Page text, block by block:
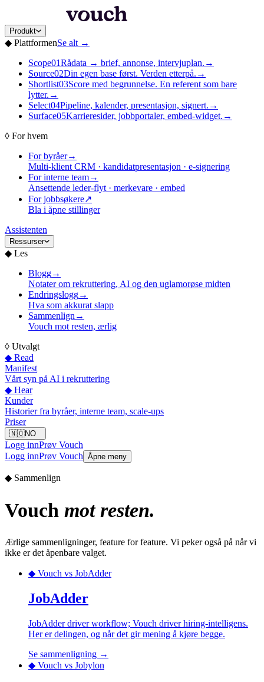
Produkt
◆ PlattformenSe alt →
Scope01Rådata → brief, annonse, intervjuplan. →
Source02Din egen base først. Verden etterpå. →
Shortlist03Score med begrunnelse. En referent som bare
lytter. →
Select04Pipeline, kalender, presentasjon, signert. →
Surface05Karrieresider, jobbportaler, embed-widget. →
◊ For hvem
For byråer→
Multi-klient CRM · kandidatpresentasjon · e-signering
For interne team→
Ansettende leder-flyt · merkevare · embed
For jobbsøkere↗
Bla i åpne stillinger
Assistenten
Ressurser
◆ Les
Blogg→
Notater om rekruttering, AI og den uglamorøse midten
Endringslogg→
Hva som akkurat slapp
Sammenlign →
Vouch mot resten, ærlig
◊ Utvalgt
◆ Read
Manifest
Vårt syn på AI i rekruttering
◆ Hear
Kunder
Historier fra byråer, interne team, scale-ups
Priser
🇳🇴NO
Logg innPrøv Vouch
Logg innPrøv Vouch Åpne meny
◆ Sammenlign
Vouch mot resten.
Ærlige sammenligninger, feature for feature. Vi peker også på når vi
ikke er det åpenbare valget.
◆ Vouch vs JobAdder
JobAdder
JobAdder driver workflow; Vouch driver hiring-intelligens.
Her er delingen, og når det gir mening å kjøre begge.
Se sammenligning →
◆ Vouch vs Jobylon